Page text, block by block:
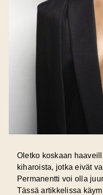
Oletko koskaan
kiharoista, jotka eivät
Permanentti voi olla
Tässä artikkelissa